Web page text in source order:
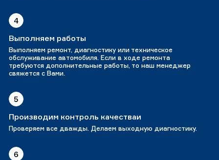
4
Выполняем работы
Выполняем ремонт, диагностику или техническое
обслуживание автомобиля. Если в ходе ремонта
требуются дополнительные работы, то наш менеджер
свяжется с Вами.
5
Производим контроль качестваи
Проверяем все дважды. Делаем выходную диагностику.
6